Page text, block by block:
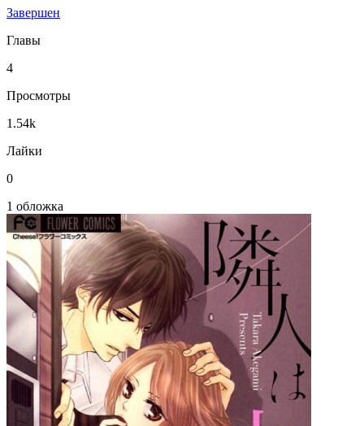
Завершен
Главы
4
Просмотры
1.54k
Лайки
0
1 обложка